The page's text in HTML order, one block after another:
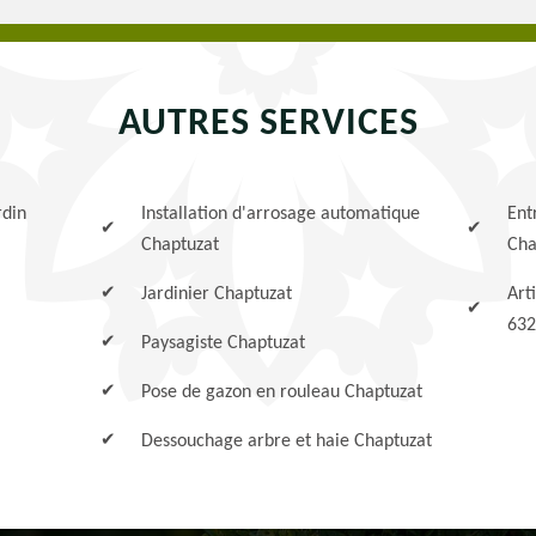
AUTRES SERVICES
Installation d'arrosage automatique
Chaptuzat
Jardinier Chaptuzat
Paysagiste Chaptuzat
Pose de gazon en rouleau Chaptuzat
Dessouchage arbre et haie Chaptuzat